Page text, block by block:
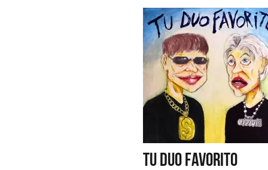
TU DUO FAVORITO